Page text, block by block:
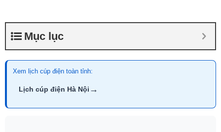
Tin tứcMục lục
Xem lịch cúp điện toàn tỉnh:
Lịch cúp điện Hà Nội →